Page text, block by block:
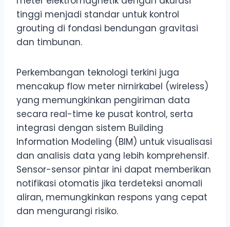
tinggi menjadi standar untuk kontrol
grouting di fondasi bendungan gravitasi
dan timbunan.
Perkembangan teknologi terkini juga
mencakup flow meter nirnirkabel (wireless)
yang memungkinkan pengiriman data
secara real-time ke pusat kontrol, serta
integrasi dengan sistem Building
Information Modeling (BIM) untuk visualisasi
dan analisis data yang lebih komprehensif.
Sensor-sensor pintar ini dapat memberikan
notifikasi otomatis jika terdeteksi anomali
aliran, memungkinkan respons yang cepat
dan mengurangi risiko.